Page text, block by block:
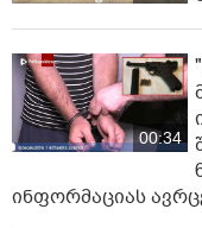
00:34
ინფორმაციას